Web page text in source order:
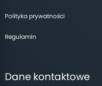
Polityka prywatności
Regulamin
Dane kontaktowe